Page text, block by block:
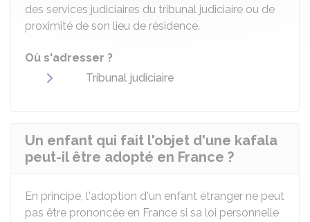
des services judiciaires du tribunal judiciaire ou de
proximité de son lieu de résidence.
Où s'adresser ?
Tribunal judiciaire
Un enfant qui fait l'objet d'une kafala
peut-il être adopté en France ?
En principe, l'adoption d'un enfant étranger ne peut
pas être prononcée en France si sa loi personnelle